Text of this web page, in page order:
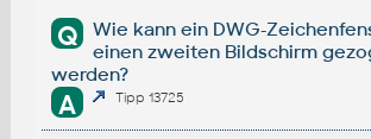
Q
Wie kann ein DWG-
einen zweiten Bildschirm
werden?
A Tipp 13725